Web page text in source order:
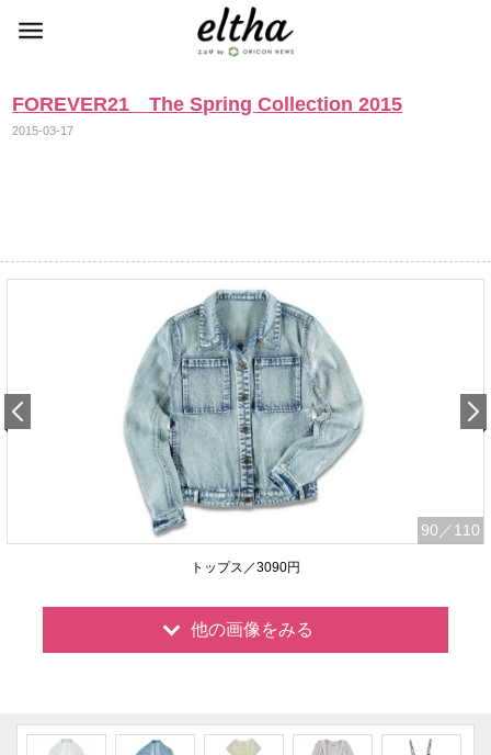
FOREVER21 The Spring Collection 2015
2015-03-17
90 ／110
トップス／3090円
他の画像をみる